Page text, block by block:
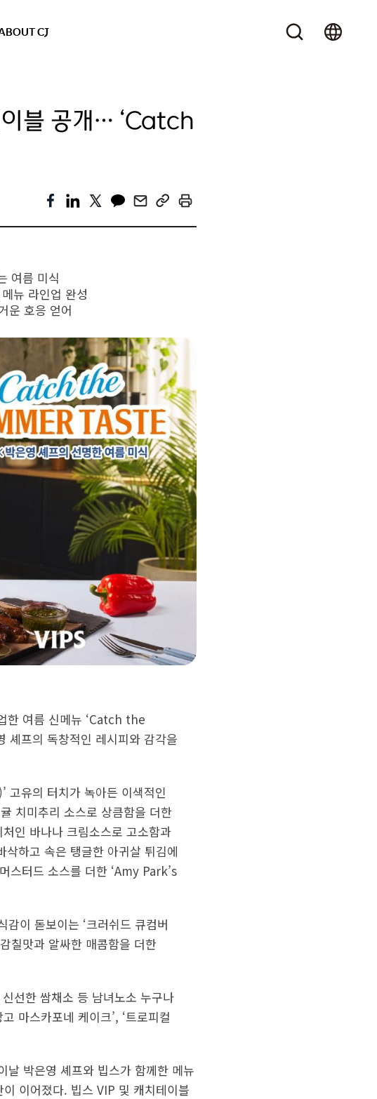
CJ
이블 공개… ‘Catch
여름 미식
뉴 라인업 완성
운 호응 얻어
한 여름 신메뉴 ‘Catch the
셰프의 독창적인 레시피와 감각을
고유의 터치가 녹아든 이색적인
치미추리 소스로 상큼함을 더한
인 바나나 크림소스로 고소함과
삭하고 속은 탱글한 아귀살 튀김에
스터드 소스를 더한 ‘Amy Park’s
이 돋보이는 ‘크러쉬드 큐컴버
칠맛과 알싸한 매콤함을 더한
선한 쌈채소 등 남녀노소 누구나
마스카포네 케이크’, ‘트로피컬
날 박은영 셰프와 빕스가 함께한 메뉴
이어졌다. 빕스 VIP 및 캐치테이블